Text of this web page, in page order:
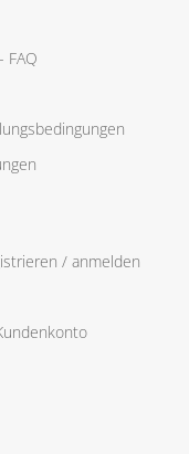
FAQ
/ anmelden